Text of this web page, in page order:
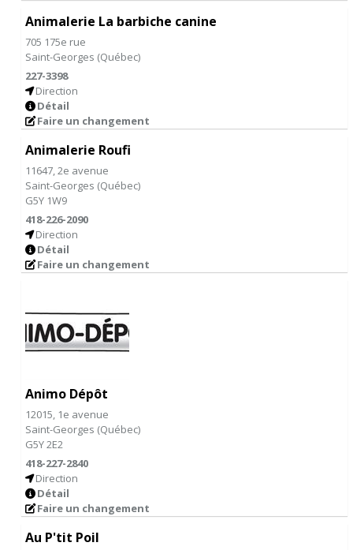
Animalerie La barbiche canine
705 175e rue
Saint-Georges (Québec)
227-3398
Direction
Détail
Faire un changement
Animalerie Roufi
11647, 2e avenue
Saint-Georges (Québec)
G5Y 1W9
418-226-2090
Direction
Détail
Faire un changement
Animo Dépôt
12015, 1e avenue
Saint-Georges (Québec)
G5Y 2E2
418-227-2840
Direction
Détail
Faire un changement
Au P'tit Poil